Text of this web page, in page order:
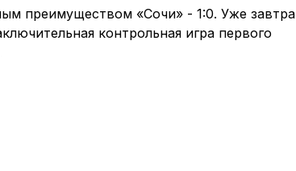
преимуществом «Сочи» - 1:0. Уже завтра
контрольная игра первого